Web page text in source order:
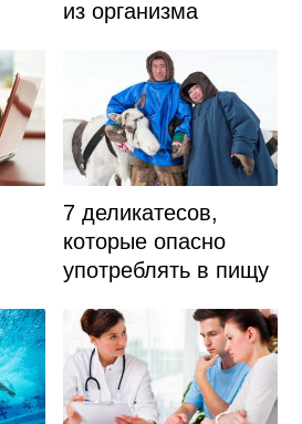
из организма
7 деликатесов,
которые опасно
употреблять в пищу